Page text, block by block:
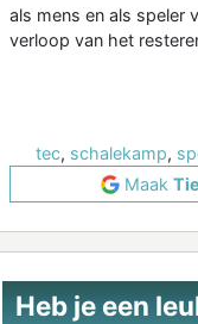
als mens en als speler
verloop van het
tec, schalekamp,
Maak
Heb je een